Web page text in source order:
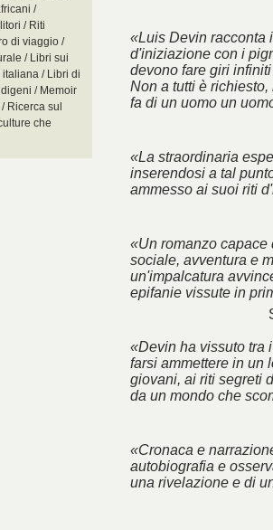
/
/ Riti
di viaggio /
/ Libri sui
/ Libri di
/ Memoir
Ricerca sul
che
«Luis Devin racconta
d'iniziazione con i
devono fare giri
Non a tutti è
fa di un uomo un
«La straordinaria
inserendosi a tal
ammesso ai suoi riti
«Un romanzo capace
sociale, avventura e
un'impalcatura
epifanie vissute in
«Devin ha vissuto tra
farsi ammettere in un
giovani, ai riti segreti
da un mondo che
«Cronaca e
autobiografia e
una rivelazione e di